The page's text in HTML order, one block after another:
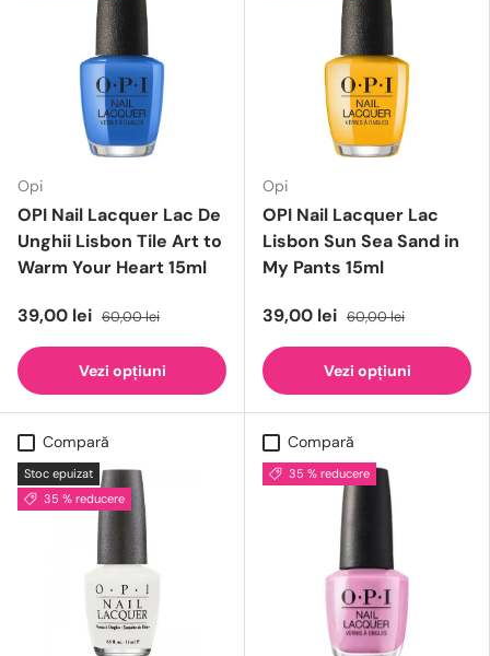
Opi
OPI Nail Lacquer Lac De
Unghii Lisbon Tile Art to
Warm Your Heart 15ml
39,00 lei 60,00 lei
Vezi opțiuni
Opi
OPI Nail Lacquer Lac
Lisbon Sun Sea Sand in
My Pants 15ml
39,00 lei 60,00 lei
Vezi opțiuni
Compară
Stoc epuizat
35 % reducere
Compară
35 % reducere